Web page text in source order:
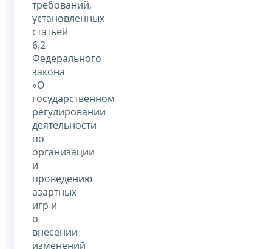
требований,
установленных
статьей
6.2
Федерального
закона
«О
государственном
регулировании
деятельности
по
организации
и
проведению
азартных
игр и
о
внесении
изменений